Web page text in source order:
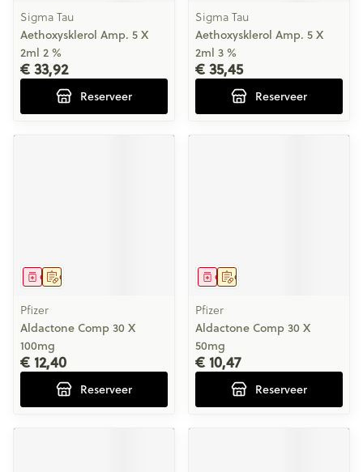
Sigma Tau
Aethoxysklerol Amp. 5 X
2ml 2 %
€ 33,92
Reserveer
Sigma Tau
Aethoxysklerol Amp. 5 X
2ml 3 %
€ 35,45
Reserveer
Op voorschrift
Geneesmiddel
Pfizer
Aldactone Comp 30 X
100mg
€ 12,40
Reserveer
Op voorschrift
Geneesmiddel
Pfizer
Aldactone Comp 30 X
50mg
€ 10,47
Reserveer